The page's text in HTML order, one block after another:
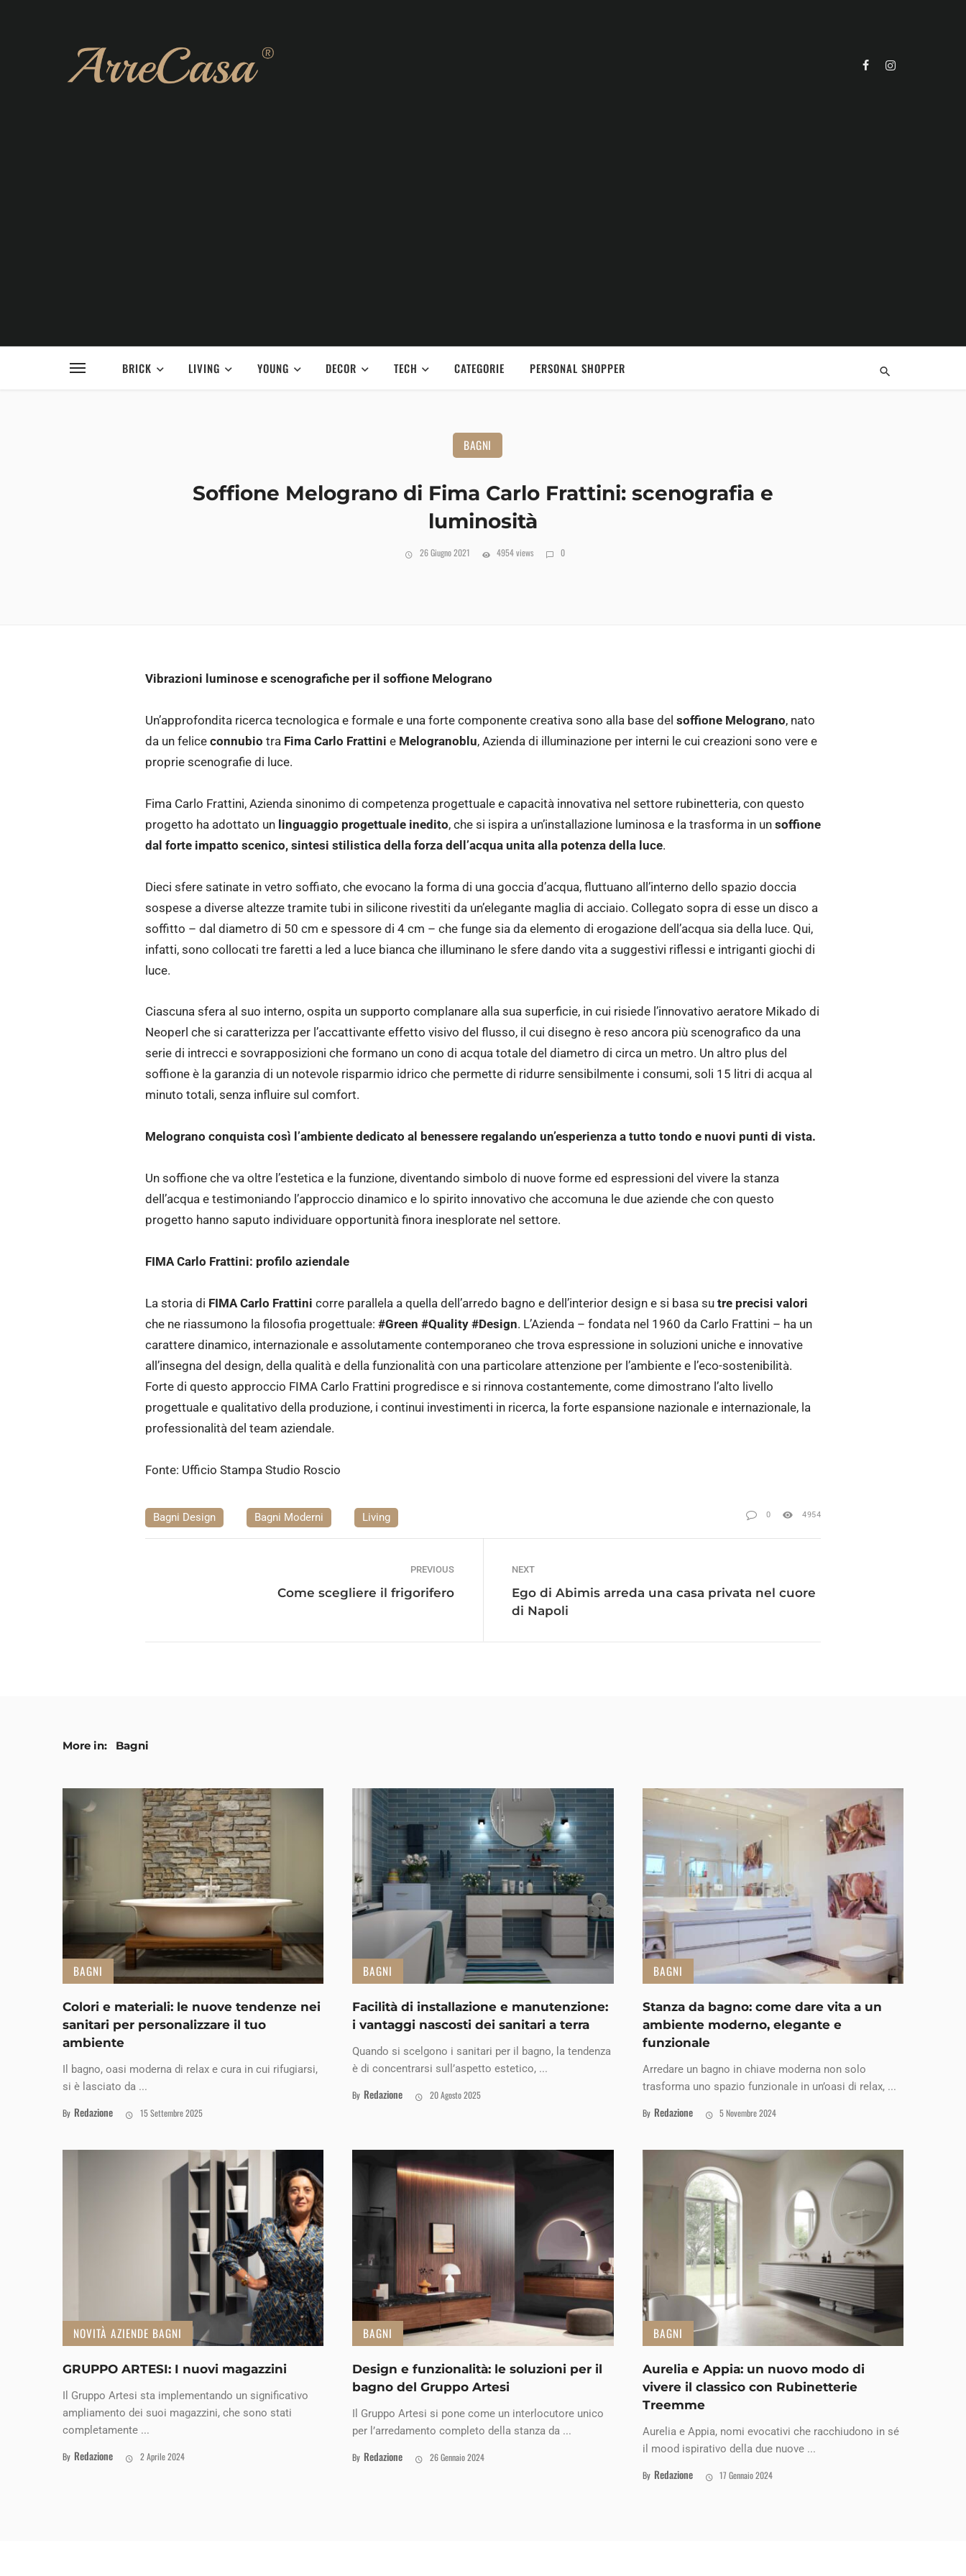
BRICK LIVING YOUNG DECOR TECH CATEGORIE PERSONAL SHOPPER
BAGNI
Soffione Melograno di Fima Carlo Frattini: scenografia e
luminosità
26 Giugno 2021 4954 views 0
Vibrazioni luminose e scenografiche per il soffione Melograno
Un’approfondita ricerca tecnologica e formale e una forte componente creativa sono alla base del soffione Melograno, nato
da un felice connubio tra Fima Carlo Frattini e Melogranoblu, Azienda di illuminazione per interni le cui creazioni sono vere e
proprie scenografie di luce.
Fima Carlo Frattini, Azienda sinonimo di competenza progettuale e capacità innovativa nel settore rubinetteria, con questo
progetto ha adottato un linguaggio progettuale inedito, che si ispira a un’installazione luminosa e la trasforma in un soffione
dal forte impatto scenico, sintesi stilistica della forza dell’acqua unita alla potenza della luce.
Dieci sfere satinate in vetro soffiato, che evocano la forma di una goccia d’acqua, fluttuano all’interno dello spazio doccia
sospese a diverse altezze tramite tubi in silicone rivestiti da un’elegante maglia di acciaio. Collegato sopra di esse un disco a
soffitto – dal diametro di 50 cm e spessore di 4 cm – che funge sia da elemento di erogazione dell’acqua sia della luce. Qui,
infatti, sono collocati tre faretti a led a luce bianca che illuminano le sfere dando vita a suggestivi riflessi e intriganti giochi di
luce.
Ciascuna sfera al suo interno, ospita un supporto complanare alla sua superficie, in cui risiede l’innovativo aeratore Mikado di
Neoperl che si caratterizza per l’accattivante effetto visivo del flusso, il cui disegno è reso ancora più scenografico da una
serie di intrecci e sovrapposizioni che formano un cono di acqua totale del diametro di circa un metro. Un altro plus del
soffione è la garanzia di un notevole risparmio idrico che permette di ridurre sensibilmente i consumi, soli 15 litri di acqua al
minuto totali, senza influire sul comfort.
Melograno conquista così l’ambiente dedicato al benessere regalando un’esperienza a tutto tondo e nuovi punti di vista.
Un soffione che va oltre l’estetica e la funzione, diventando simbolo di nuove forme ed espressioni del vivere la stanza
dell’acqua e testimoniando l’approccio dinamico e lo spirito innovativo che accomuna le due aziende che con questo
progetto hanno saputo individuare opportunità finora inesplorate nel settore.
FIMA Carlo Frattini: profilo aziendale
La storia di FIMA Carlo Frattini corre parallela a quella dell’arredo bagno e dell’interior design e si basa su tre precisi valori
che ne riassumono la filosofia progettuale: #Green #Quality #Design. L’Azienda – fondata nel 1960 da Carlo Frattini – ha un
carattere dinamico, internazionale e assolutamente contemporaneo che trova espressione in soluzioni uniche e innovative
all’insegna del design, della qualità e della funzionalità con una particolare attenzione per l’ambiente e l’eco-sostenibilità.
Forte di questo approccio FIMA Carlo Frattini progredisce e si rinnova costantemente, come dimostrano l’alto livello
progettuale e qualitativo della produzione, i continui investimenti in ricerca, la forte espansione nazionale e internazionale, la
professionalità del team aziendale.
Fonte: Ufficio Stampa Studio Roscio
Bagni Design Bagni Moderni Living 0 4954
PREVIOUS
Come scegliere il frigorifero
NEXT
Ego di Abimis arreda una casa privata nel cuore
di Napoli
More in: Bagni
BAGNI
Colori e materiali: le nuove tendenze nei
sanitari per personalizzare il tuo
ambiente
Il bagno, oasi moderna di relax e cura in cui rifugiarsi,
si è lasciato da ...
By Redazione 15 Settembre 2025
BAGNI
Facilità di installazione e manutenzione:
i vantaggi nascosti dei sanitari a terra
Quando si scelgono i sanitari per il bagno, la tendenza
è di concentrarsi sull’aspetto estetico, ...
By Redazione 20 Agosto 2025
BAGNI
Stanza da bagno: come dare vita a un
ambiente moderno, elegante e
funzionale
Arredare un bagno in chiave moderna non solo
trasforma uno spazio funzionale in un’oasi di relax, ...
By Redazione 5 Novembre 2024
NOVITÀ AZIENDE BAGNI
GRUPPO ARTESI: I nuovi magazzini
Il Gruppo Artesi sta implementando un significativo
ampliamento dei suoi magazzini, che sono stati
completamente ...
By Redazione 2 Aprile 2024
BAGNI
Design e funzionalità: le soluzioni per il
bagno del Gruppo Artesi
Il Gruppo Artesi si pone come un interlocutore unico
per l’arredamento completo della stanza da ...
By Redazione 26 Gennaio 2024
BAGNI
Aurelia e Appia: un nuovo modo di
vivere il classico con Rubinetterie
Treemme
Aurelia e Appia, nomi evocativi che racchiudono in sé
il mood ispirativo della due nuove ...
By Redazione 17 Gennaio 2024